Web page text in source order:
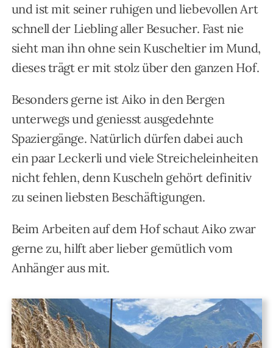
und ist mit seiner ruhigen und liebevollen Art
schnell der Liebling aller Besucher. Fast nie
sieht man ihn ohne sein Kuscheltier im Mund,
dieses trägt er mit stolz über den ganzen Hof.
Besonders gerne ist Aiko in den Bergen
unterwegs und geniesst ausgedehnte
Spaziergänge. Natürlich dürfen dabei auch
ein paar Leckerli und viele Streicheleinheiten
nicht fehlen, denn Kuscheln gehört definitiv
zu seinen liebsten Beschäftigungen.
Beim Arbeiten auf dem Hof schaut Aiko zwar
gerne zu, hilft aber lieber gemütlich vom
Anhänger aus mit.